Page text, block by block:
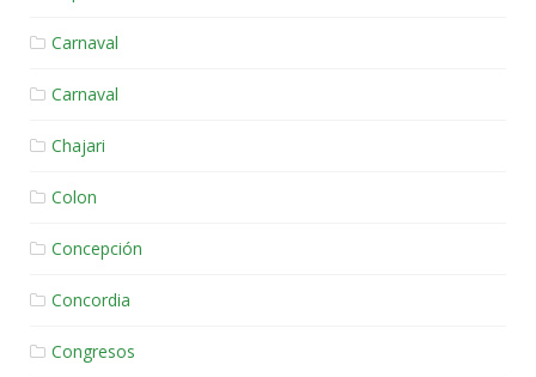
Carnaval
Carnaval
Chajari
Colon
Concepción
Concordia
Congresos